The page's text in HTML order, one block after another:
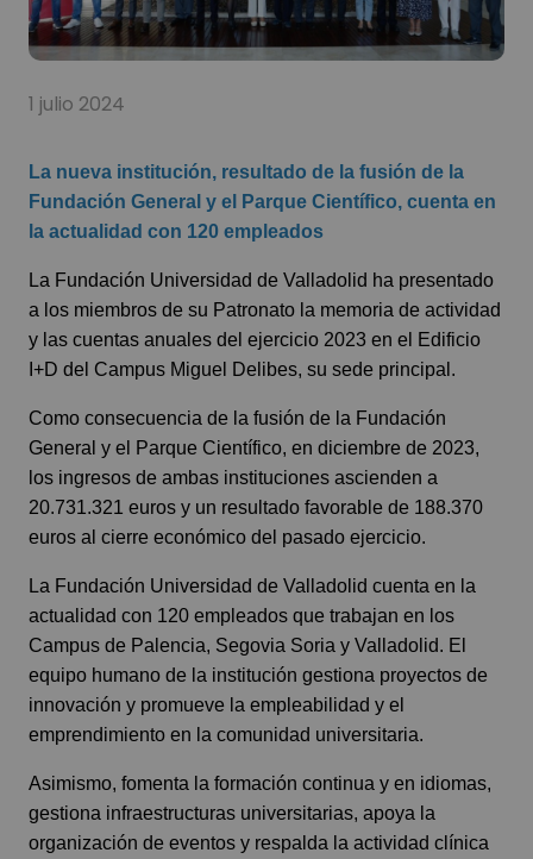
1 julio 2024
La nueva institución, resultado de la fusión de la
Fundación General y el Parque Científico, cuenta en
la actualidad con 120 empleados
La Fundación Universidad de Valladolid ha presentado
a los miembros de su Patronato la memoria de actividad
y las cuentas anuales del ejercicio 2023 en el Edificio
I+D del Campus Miguel Delibes, su sede principal.
Como consecuencia de la fusión de la Fundación
General y el Parque Científico, en diciembre de 2023,
los ingresos de ambas instituciones ascienden a
20.731.321 euros y un resultado favorable de 188.370
euros al cierre económico del pasado ejercicio.
La Fundación Universidad de Valladolid cuenta en la
actualidad con 120 empleados que trabajan en los
Campus de Palencia, Segovia Soria y Valladolid. El
equipo humano de la institución gestiona proyectos de
innovación y promueve la empleabilidad y el
emprendimiento en la comunidad universitaria.
Asimismo, fomenta la formación continua y en idiomas,
gestiona infraestructuras universitarias, apoya la
organización de eventos y respalda la actividad clínica